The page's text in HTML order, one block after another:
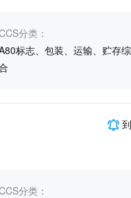
多分类：
标志、包装、运输、贮存综
分类：